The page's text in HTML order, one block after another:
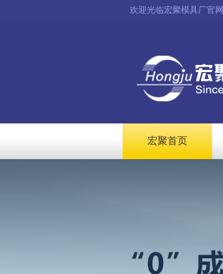
欢迎光临宏聚模具厂官网
宏聚首页